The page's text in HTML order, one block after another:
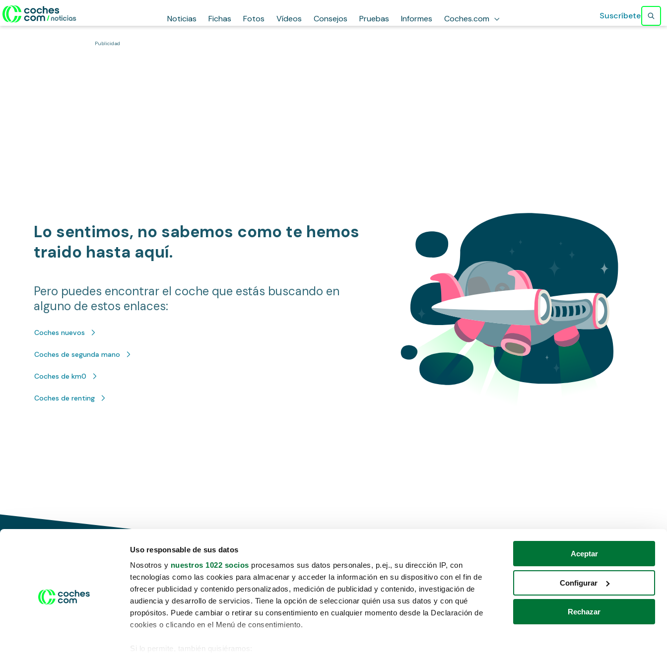
Uso responsable de sus datos
Nosotros y nuestros 1022 socios procesamos sus datos personales, p.ej., su dirección IP, con
tecnologías como las cookies para almacenar y acceder la información en su dispositivo con el fin de
ofrecer publicidad y contenido personalizados, medición de publicidad y contenido, investigación de
audiencia y desarrollo de servicios. Tiene la opción de seleccionar quién usa sus datos y con qué
propósitos. Puede cambiar o retirar su consentimiento en cualquier momento desde la Declaración de
cookies o clicando en el Menú de consentimiento.
Si lo permite, también quisiéramos:
Aceptar
Configurar
Rechazar
Noticias Fichas Fotos Vídeos Consejos Pruebas Informes Coches.com Suscríbete
Publicidad
Lo sentimos, no sabemos como te hemos
traido hasta aquí.
Pero puedes encontrar el coche que estás buscando en
alguno de estos enlaces:
Coches nuevos
Coches de segunda mano
Coches de km0
Coches de renting
Conduce tu futuro,
desata tu movilidad